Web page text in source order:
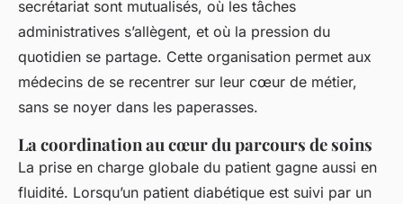
secrétariat sont mutualisés, où les tâches
administratives s’allègent, et où la pression du
quotidien se partage. Cette organisation permet aux
médecins de se recentrer sur leur cœur de métier,
sans se noyer dans les paperasses.
La coordination au cœur du parcours de soins
La prise en charge globale du patient gagne aussi en
fluidité. Lorsqu’un patient diabétique est suivi par un